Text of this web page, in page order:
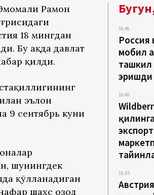
Раҳмон
18 мингдан
Бу ҳақда давлат
қилди.
эълон
9 сентябрь куни
шунингдек
қўлланадиган
шахс озод
16:46
Россия
мобил
ташкил
эришди
16:40
16:35